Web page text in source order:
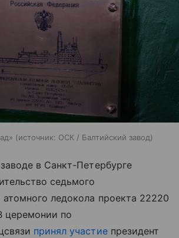
источник: ОСК / Балтийский завод
в Санкт-Петербурге
седьмого
атомного ледокола проекта 22220
церемонии по
принял участиепрезидент